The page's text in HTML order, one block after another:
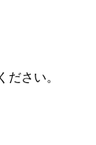
さい。